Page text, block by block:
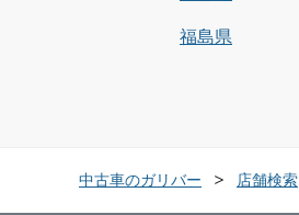
福島県
中古車のガリバー 店舗検索